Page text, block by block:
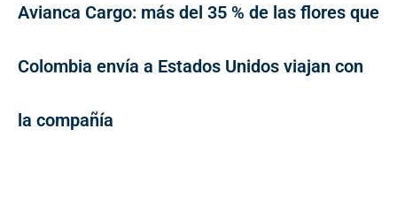
Avianca Cargo: más del 35 % de las flores que
Colombia envía a Estados Unidos viajan con
la compañía